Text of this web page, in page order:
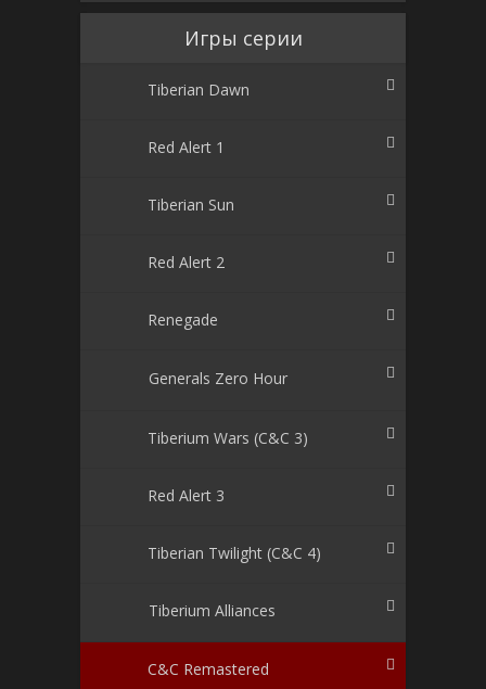
Игры серии
Tiberian Dawn
Red Alert 1
Tiberian Sun
Red Alert 2
Renegade
Generals Zero Hour
Tiberium Wars (C&C 3)
Red Alert 3
Tiberian Twilight (C&C 4)
Tiberium Alliances
C&C Remastered